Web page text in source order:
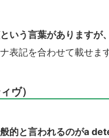
いう言葉がありますが
表記を合わせて載せま
ヴ）
的と言われるのがa